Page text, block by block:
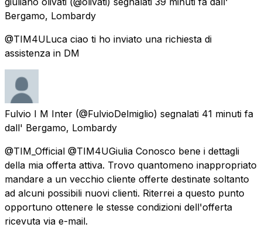
Bergamo, Lombardy
@TIM4ULuca ciao ti ho inviato una richiesta di
assistenza in DM
Fulvio I M Inter (@FulvioDelmiglio) segnalati 41 minuti fa
dall' Bergamo, Lombardy
@TIM_Official @TIM4UGiulia Conosco bene i dettagli
della mia offerta attiva. Trovo quantomeno inappropriato
mandare a un vecchio cliente offerte destinate soltanto
ad alcuni possibili nuovi clienti. Riterrei a questo punto
opportuno ottenere le stesse condizioni dell'offerta
ricevuta via e-mail.